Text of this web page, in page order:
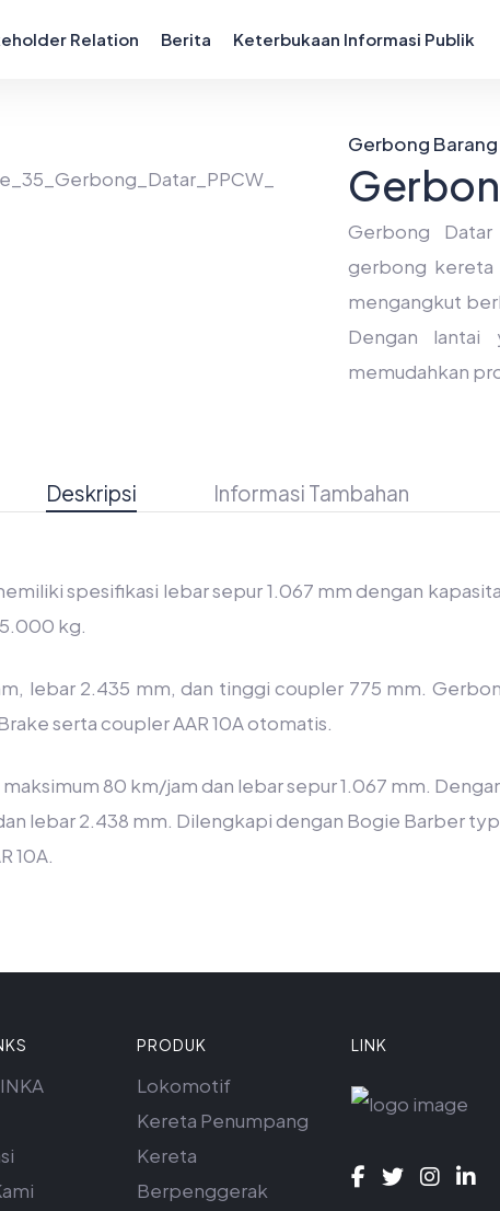
Relation Berita Keterbukaan Informasi Publik
Gerbong Barang
Gerbong
gerbong kereta
mengangkut
Dengan
memudahkan
Deskripsi Informasi Tambahan
spesifikasi lebar sepur 1.067 mm dengan
kg.
lebar 2.435 mm, dan tinggi coupler 775 mm.
serta coupler AAR 10A otomatis.
80 km/jam dan lebar sepur 1.067 mm.
lebar 2.438 mm. Dilengkapi dengan Bogie Barber
10A.
PRODUK
Lokomotif
Kereta Penumpang
Kereta
Berpenggerak
LINK